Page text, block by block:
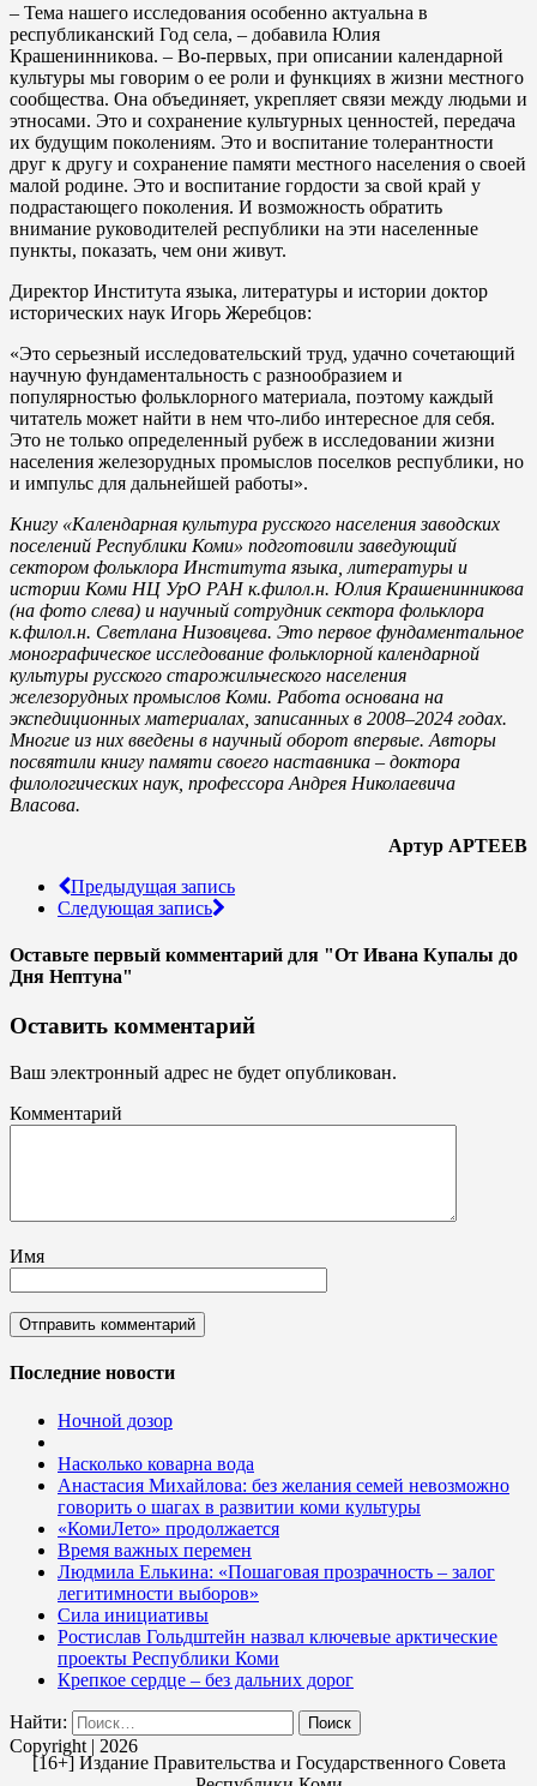
– Тема нашего исследования особенно актуальна в
республиканский Год села, – добавила Юлия
Крашенинникова. – Во-первых, при описании календарной
культуры мы говорим о ее роли и функциях в жизни местного
сообщества. Она объединяет, укрепляет связи между людьми и
этносами. Это и сохранение культурных ценностей, передача
их будущим поколениям. Это и воспитание толерантности
друг к другу и сохранение памяти местного населения о своей
малой родине. Это и воспитание гордости за свой край у
подрастающего поколения. И возможность обратить
внимание руководителей республики на эти населенные
пункты, показать, чем они живут.
Директор Института языка, литературы и истории доктор
исторических наук Игорь Жеребцов:
«Это серьезный исследовательский труд, удачно сочетающий
научную фундаментальность с разнообразием и
популярностью фольклорного материала, поэтому каждый
читатель может найти в нем что-либо интересное для себя.
Это не только определенный рубеж в исследовании жизни
населения железорудных промыслов поселков республики, но
и импульс для дальнейшей работы».
Книгу «Календарная культура русского населения заводских
поселений Республики Коми» подготовили заведующий
сектором фольклора Института языка, литературы и
истории Коми НЦ УрО РАН к.филол.н. Юлия Крашенинникова
(на фото слева) и научный сотрудник сектора фольклора
к.филол.н. Светлана Низовцева. Это первое фундаментальное
монографическое исследование фольклорной календарной
культуры русского старожильческого населения
железорудных промыслов Коми. Работа основана на
экспедиционных материалах, записанных в 2008–2024 годах.
Многие из них введены в научный оборот впервые. Авторы
посвятили книгу памяти своего наставника – доктора
филологических наук, профессора Андрея Николаевича
Власова.
Артур АРТЕЕВ
Предыдущая запись
Следующая запись
Оставьте первый комментарий для "От Ивана Купалы до
Дня Нептуна"
Оставить комментарий
Ваш электронный адрес не будет опубликован.
Комментарий
Имя
Последние новости
Ночной дозор
Насколько коварна вода
Анастасия Михайлова: без желания семей невозможно
говорить о шагах в развитии коми культуры
«КомиЛето» продолжается
Время важных перемен
Людмила Елькина: «Пошаговая прозрачность – залог
легитимности выборов»
Сила инициативы
Ростислав Гольдштейн назвал ключевые арктические
проекты Республики Коми
Крепкое сердце – без дальних дорог
Найти:
Copyright | 2026
[16+] Издание Правительства и Государственного Совета